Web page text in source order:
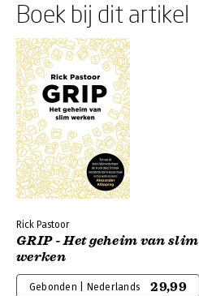
Boek bij dit artikel
Rick Pastoor
GRIP - Het geheim van slim
werken
Gebonden | Nederlands 29,99